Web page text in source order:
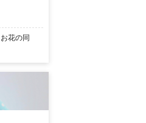
花の同